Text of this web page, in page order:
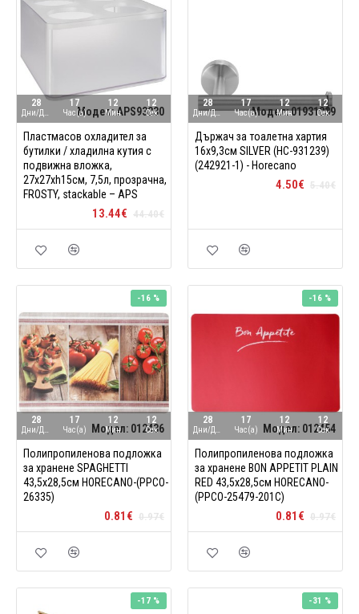
28 17
Час(а)
12
Мин
11
Сек
Модел: APS93230
Пластмасов охладител за
бутилки / хладилна кутия с
подвижна вложка,
27x27xh15см, 7,5л, прозрачна,
FROSTY, stackable – APS
13.44€ 44.40€
28
Дни/Ден
17
Час(а)
12
Мин
11
Сек
Модел:01931239
Държач за тоалетна хартия
16x9,3см SILVER (HC-931239)
(242921-1) - Horecano
4.50€ 5.40€
-16 %
28 17
Час(а)
12
Мин
11
Сек
Модел: 012436
Полипропиленова подложка
за хранене SPAGHETTI
43,5x28,5см HORECANO-(PPCO-
26335)
0.81€ 0.97€
-16 %
28 17
Час(а)
12
Мин
11
Сек
Модел: 012454
Полипропиленова подложка
за хранене BON APPETIT PLAIN
RED 43,5x28,5см HORECANO-
(PPCO-25479-201C)
0.81€ 0.97€
-17 % -31 %